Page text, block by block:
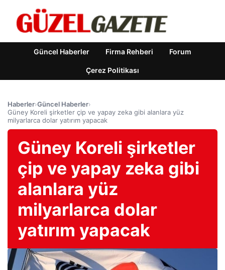
Güncel Haberler Firma Rehberi Forum
Çerez Politikası
Haberler›Güncel Haberler›
Güney Koreli şirketler çip ve yapay zeka gibi alanlara yüz
milyarlarca dolar yatırım yapacak
Güney Koreli şirketler
çip ve yapay zeka gibi
alanlara yüz
milyarlarca dolar
yatırım yapacak